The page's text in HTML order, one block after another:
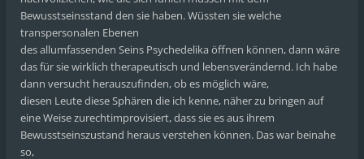
Bewusstseinsstand den sie haben. Wüssten sie welche
transpersonalen Ebenen
des allumfassenden Seins Psychedelika öffnen können, dann wäre
das für sie wirklich therapeutisch und lebensverändernd. Ich habe
dann versucht herauszufinden, ob es möglich wäre,
diesen Leute diese Sphären die ich kenne, näher zu bringen auf
eine Weise zurechtimprovisiert, dass sie es aus ihrem
Bewusstseinszustand heraus verstehen können. Das war beinahe
so,